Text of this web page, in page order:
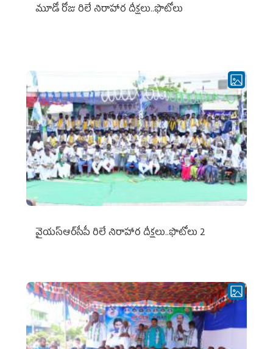
మూడో రోజు రిలే నిరాహార దీక్షలు..ఫొటోలు
వైయ‌స్ఆర్‌సీపీ రిలే నిరాహార దీక్షలు..ఫొటోలు 2